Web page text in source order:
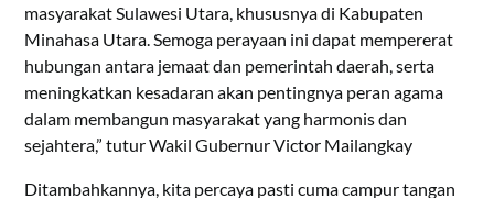
masyarakat Sulawesi Utara, khususnya di Kabupaten
Minahasa Utara. Semoga perayaan ini dapat mempererat
hubungan antara jemaat dan pemerintah daerah, serta
meningkatkan kesadaran akan pentingnya peran agama
dalam membangun masyarakat yang harmonis dan
sejahtera,” tutur Wakil Gubernur Victor Mailangkay
Ditambahkannya, kita percaya pasti cuma campur tangan